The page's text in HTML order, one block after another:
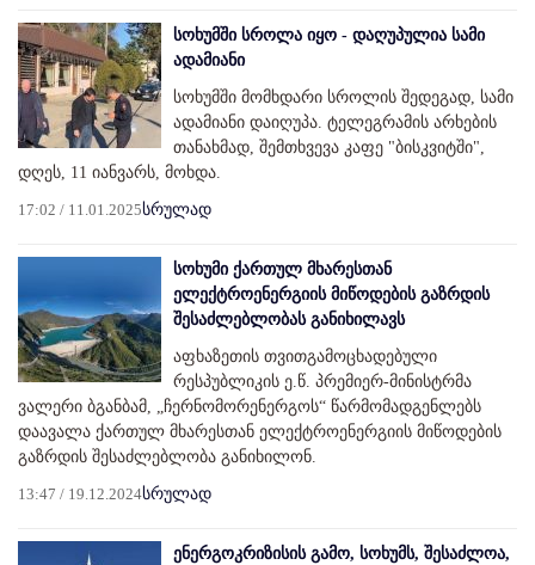
სოხუმში სროლა იყო - დაღუპულია სამი
ადამიანი
სოხუმში მომხდარი სროლის შედეგად, სამი
ადამიანი დაიღუპა. ტელეგრამის არხების
თანახმად, შემთხვევა კაფე "ბისკვიტში",
დღეს, 11 იანვარს, მოხდა.
17:02 / 11.01.2025სრულად
სოხუმი ქართულ მხარესთან
ელექტროენერგიის მიწოდების გაზრდის
შესაძლებლობას განიხილავს
აფხაზეთის თვითგამოცხადებული
რესპუბლიკის ე.წ. პრემიერ-მინისტრმა
ვალერი ბგანბამ, „ჩერნომორენერგოს“ წარმომადგენლებს
დაავალა ქართულ მხარესთან ელექტროენერგიის მიწოდების
გაზრდის შესაძლებლობა განიხილონ.
13:47 / 19.12.2024სრულად
ენერგოკრიზისის გამო, სოხუმს, შესაძლოა,